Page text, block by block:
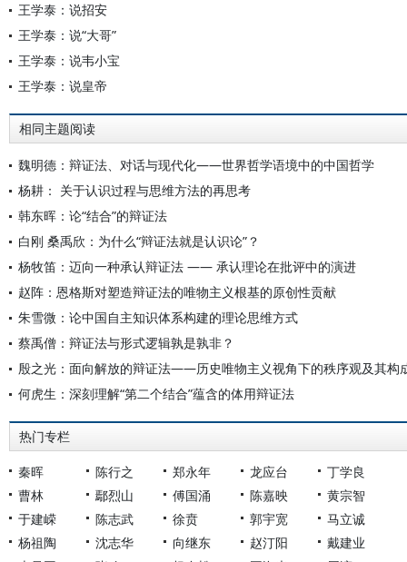
王学泰：说招安
王学泰：说“大哥”
王学泰：说韦小宝
王学泰：说皇帝
相同主题阅读
魏明德：辩证法、对话与现代化——世界哲学语境中的中国哲学
杨耕： 关于认识过程与思维方法的再思考
韩东晖：论“结合”的辩证法
白刚 桑禹欣：为什么“辩证法就是认识论”？
杨牧笛：迈向一种承认辩证法 —— 承认理论在批评中的演进
赵阵：恩格斯对塑造辩证法的唯物主义根基的原创性贡献
朱雪微：论中国自主知识体系构建的理论思维方式
蔡禹僧：辩证法与形式逻辑孰是孰非？
殷之光：面向解放的辩证法——历史唯物主义视角下的秩序观及其构
何虎生：深刻理解“第二个结合”蕴含的体用辩证法
热门专栏
秦晖 陈行之 郑永年 龙应台
丁学良
曹林
鄢烈山 傅国涌 陈嘉映
黄宗智
于建嵘
陈志武 徐贲 郭宇宽
马立诚
杨祖陶
沈志华 向继东 赵汀阳
戴建业